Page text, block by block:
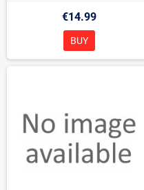
€14.99
BUY